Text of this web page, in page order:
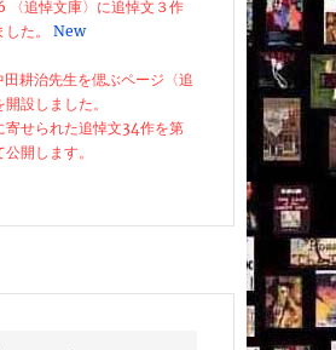
〈追悼文庫〉に追悼文３作
た。
New
耕治先生を偲ぶページ〈追
設しました。
寄せられた追悼文34作を第
開します。